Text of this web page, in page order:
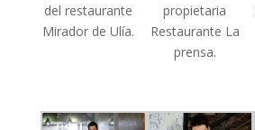
del restaurante
Mirador de Ulía.
propietaria
Restaurante La
prensa.